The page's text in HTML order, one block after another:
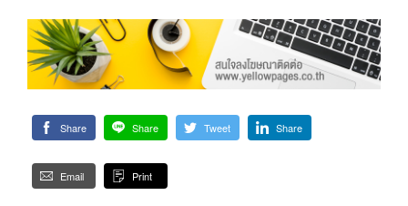
Share Share Tweet Share
Email Print